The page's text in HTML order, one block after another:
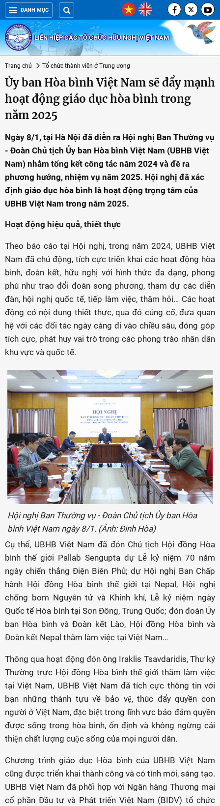
DANH MỤC
LIÊN HIỆP CÁC TỔ CHỨC HỮU NGHỊ VIỆT NAM
Trang chủ Tổ chức thành viên ở Trung ương
Ủy ban Hòa bình Việt Nam sẽ đẩy mạnh
hoạt động giáo dục hòa bình trong
năm 2025
Ngày 8/1, tại Hà Nội đã diễn ra Hội nghị Ban Thường vụ
- Đoàn Chủ tịch Ủy ban Hòa bình Việt Nam (UBHB Việt
Nam) nhằm tổng kết công tác năm 2024 và đề ra
phương hướng, nhiệm vụ năm 2025. Hội nghị đã xác
định giáo dục hòa bình là hoạt động trọng tâm của
UBHB Việt Nam trong năm 2025.
Hoạt động hiệu quả, thiết thực
Theo báo cáo tại Hội nghị, trong năm 2024, UBHB Việt
Nam đã chủ động, tích cực triển khai các hoạt động hòa
bình, đoàn kết, hữu nghị với hình thức đa dạng, phong
phú như trao đổi đoàn song phương, tham dự các diễn
đàn, hội nghị quốc tế, tiếp làm việc, thăm hỏi… Các hoạt
động có nội dung thiết thực, qua đó củng cố, đưa quan
hệ với các đối tác ngày càng đi vào chiều sâu, đóng góp
tích cực, phát huy vai trò trong các phong trào nhân dân
khu vực và quốc tế.
Hội nghị Ban Thường vụ - Đoàn Chủ tịch Ủy ban Hòa
bình Việt Nam ngày 8/1. (Ảnh: Đinh Hòa)
Cụ thể, UBHB Việt Nam đã đón Chủ tịch Hội đồng Hòa
bình thế giới Pallab Sengupta dự Lễ kỷ niệm 70 năm
ngày chiến thắng Điện Biên Phủ; dự Hội nghị Ban Chấp
hành Hội đồng Hòa bình thế giới tại Nepal, Hội nghị
chống bom Nguyên tử và Khinh khí, Lễ kỷ niệm ngày
Quốc tế Hòa bình tại Sơn Đông, Trung Quốc; đón đoàn Ủy
ban Hòa bình và Đoàn kết Lào, Hội đồng Hòa bình và
Đoàn kết Nepal thăm làm việc tại Việt Nam…
Thông qua hoạt động đón ông Iraklis Tsavdaridis, Thư ký
Thường trực Hội đồng Hòa bình thế giới thăm làm việc
tại Việt Nam, UBHB Việt Nam đã tích cực thông tin với
bạn những thành tựu về bảo vệ, thúc đẩy quyền con
người ở Việt Nam, đặc biệt trong lĩnh vực bảo đảm quyền
được sống trong hòa bình, ổn định và không ngừng cải
thiện chất lượng cuộc sống của mọi người dân.
Chương trình giáo dục Hòa bình của UBHB Việt Nam
cũng được triển khai thành công và có tính mới, sáng tạo.
UBHB Việt Nam đã phối hợp với Ngân hàng Thương mại
cổ phần Đầu tư và Phát triển Việt Nam (BIDV) tổ chức